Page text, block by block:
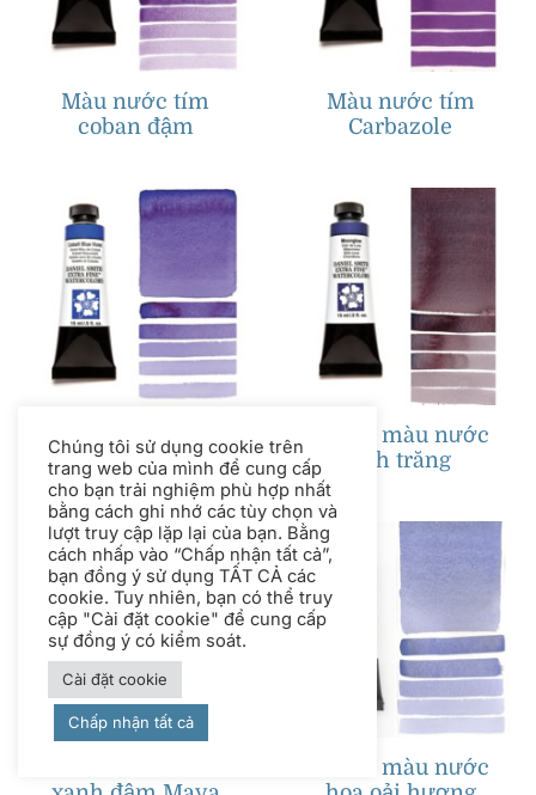
Màu nước tím
coban đậm
Màu nước tím
Carbazole
Màu nước xanh
coban tím
Tranh màu nước
ánh trăng
Tranh màu nước